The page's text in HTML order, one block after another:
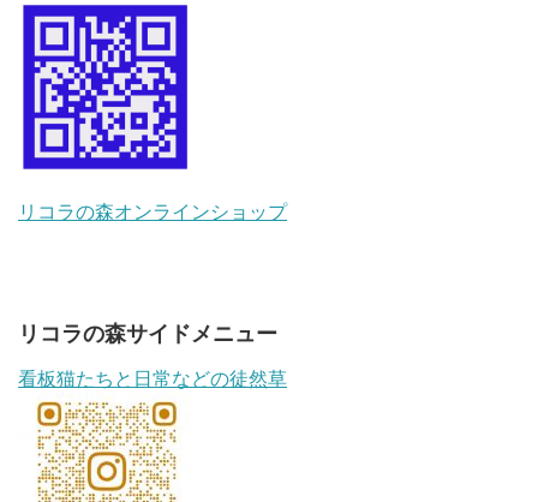
リコラの森オンラインショップ
リコラの森サイドメニュー
看板猫たちと日常などの徒然草